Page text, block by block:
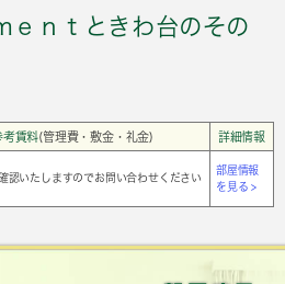
ｅｎｔときわ台のその
考賃料(管理費・敷金・礼金) 詳細情報
認いたしますのでお問い合わせください
部屋情報
を見る >